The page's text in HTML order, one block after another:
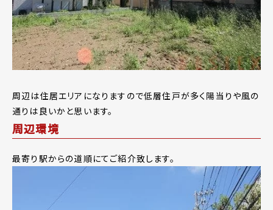
周辺は住居エリアになりますので低層住戸が多く陽当りや風の
通りは良いかと思います。
周辺環境
最寄り駅からの道順にてご紹介致します。